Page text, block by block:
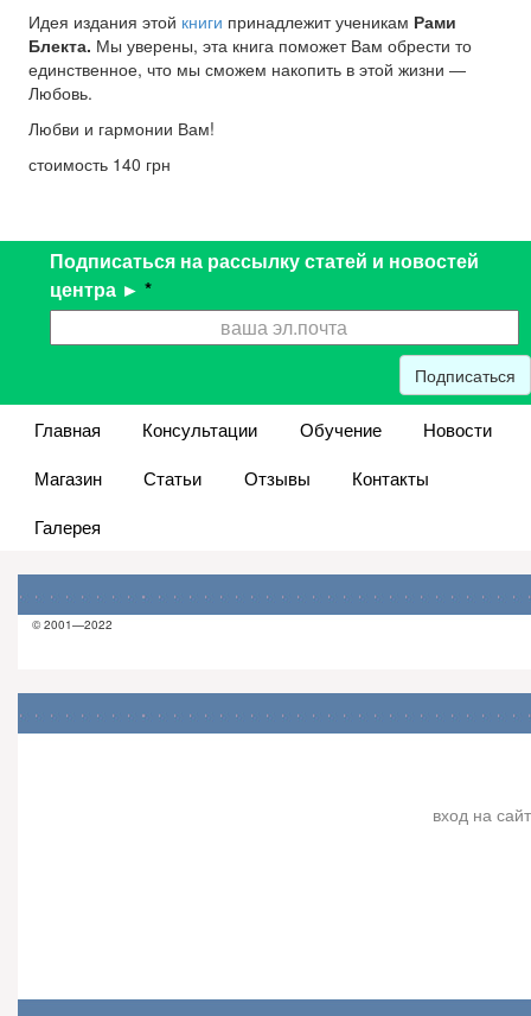
Идея издания этой книги принадлежит ученикам Рами
Блекта. Мы уверены, эта книга поможет Вам обрести то
единственное, что мы сможем накопить в этой жизни ―
Любовь.
Любви и гармонии Вам!
стоимость 140 грн
Подписаться на рассылку статей и новостей
центра ► *
Подписаться
Главная Консультации Обучение
Новости
Магазин
Статьи Отзывы
Контакты
Галерея
© 2001—2022
вход на сайт